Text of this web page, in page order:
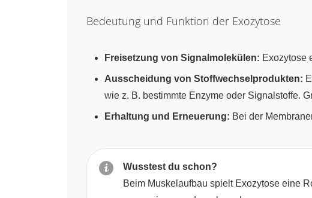
Bedeutung und Funktion der Exozytose
Freisetzung von Signalmolekülen: Exozytose
Ausscheidung von Stoffwechselprodukten:
wie z. B. bestimmte Enzyme oder Signalstoffe.
Erhaltung und Erneuerung: Bei der
Wusstest du schon?
Beim Muskelaufbau spielt Exozytose eine